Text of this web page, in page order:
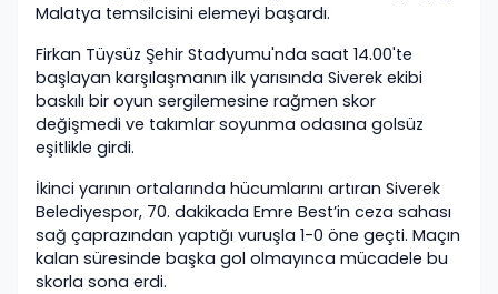
Malatya temsilcisini elemeyi başardı.
Firkan Tüysüz Şehir Stadyumu'nda saat 14.00'te
başlayan karşılaşmanın ilk yarısında Siverek ekibi
baskılı bir oyun sergilemesine rağmen skor
değişmedi ve takımlar soyunma odasına golsüz
eşitlikle girdi.
İkinci yarının ortalarında hücumlarını artıran Siverek
Belediyespor, 70. dakikada Emre Best’in ceza sahası
sağ çaprazından yaptığı vuruşla 1-0 öne geçti. Maçın
kalan süresinde başka gol olmayınca mücadele bu
skorla sona erdi.